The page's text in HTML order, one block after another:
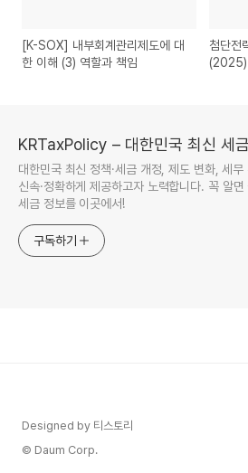
[K-SOX] 내부회계관리제도에 대
한 이해 (3) 역할과 책임
첨단전
(2025)
KRTaxPolicy – 대한민국 최신 세금
대한민국 최신 정책·세금 개정, 제도 변화, 세
신속·정확하게 제공하고자 노력합니다. 꼭 알
세금 정보를 이곳에서!
구독하기
Designed by 티스토리
© Daum Corp.